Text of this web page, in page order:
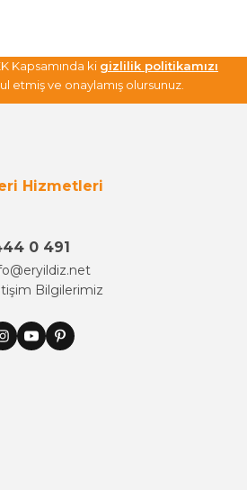
Kapsamında ki gizlilik politikamızı
etmiş ve onaylamış olursunuz.
Hizmetleri
0 491
Bilgilerimiz